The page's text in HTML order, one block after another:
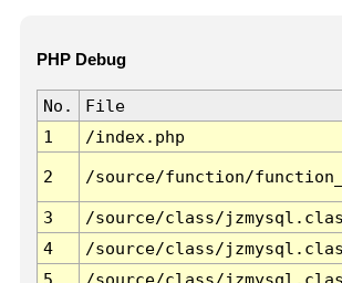
PHP Debug
No. File
1
/index.php
2 /source/function/
3 /source/class/
4
/source/class/
5
/source/class/